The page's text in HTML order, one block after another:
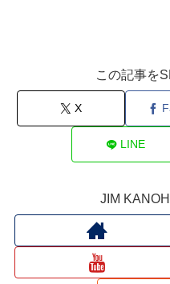
この記事を
X
LINE
JIM